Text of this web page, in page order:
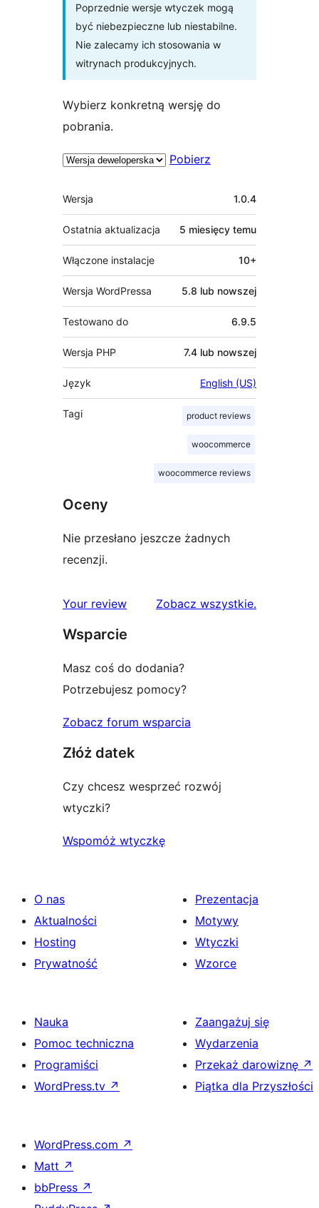
Poprzednie wersje wtyczek mogą
być niebezpieczne lub niestabilne.
Nie zalecamy ich stosowania w
witrynach produkcyjnych.
Wybierz konkretną wersję do
pobrania.
Pobierz
Meta
Wersja 1.0.4
Ostatnia aktualizacja 5 miesięcy temu
Włączone instalacje 10+
Wersja WordPressa 5.8 lub nowszej
Testowano do 6.9.5
Wersja PHP 7.4 lub nowszej
Język English (US)
Tagi product reviews
woocommerce
woocommerce reviews
Oceny
Nie przesłano jeszcze żadnych
recenzji.
Your review Zobacz wszystkierecenzje
.
Wsparcie
Masz coś do dodania?
Potrzebujesz pomocy?
Zobacz forum wsparcia
Złóż datek
Czy chcesz wesprzeć rozwój
wtyczki?
Wspomóż wtyczkę
O nas
Aktualności
Hosting
Prywatność
Prezentacja
Motywy
Wtyczki
Wzorce
Nauka
Pomoc techniczna
Programiści
WordPress.tv ↗
Zaangażuj się
Wydarzenia
Przekaż darowiznę ↗
Piątka dla Przyszłości
WordPress.com ↗
Matt ↗
bbPress ↗